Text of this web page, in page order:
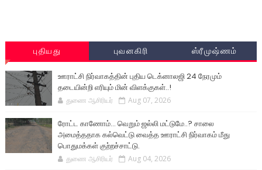
புதியது புவனகிரி ஸ்ரீமுஷ்ணம்
ஊராட்சி நிர்வாகத்தின் புதிய டெக்னாலஜி 24 நேரமும்
தடையின்றி எரியும் மின் விளக்குகள்..!
துணை ஆசிரியர் Aug 07, 2026
ரோட்ட காணோம்... வெறும் ஜல்லி மட்டுமே..? சாலை
அமைத்ததாக கல்வெட்டு வைத்த ஊராட்சி நிர்வாகம் மீது
பொதுமக்கள் குற்றச்சாட்டு.
துணை ஆசிரியர் Aug 04, 2026